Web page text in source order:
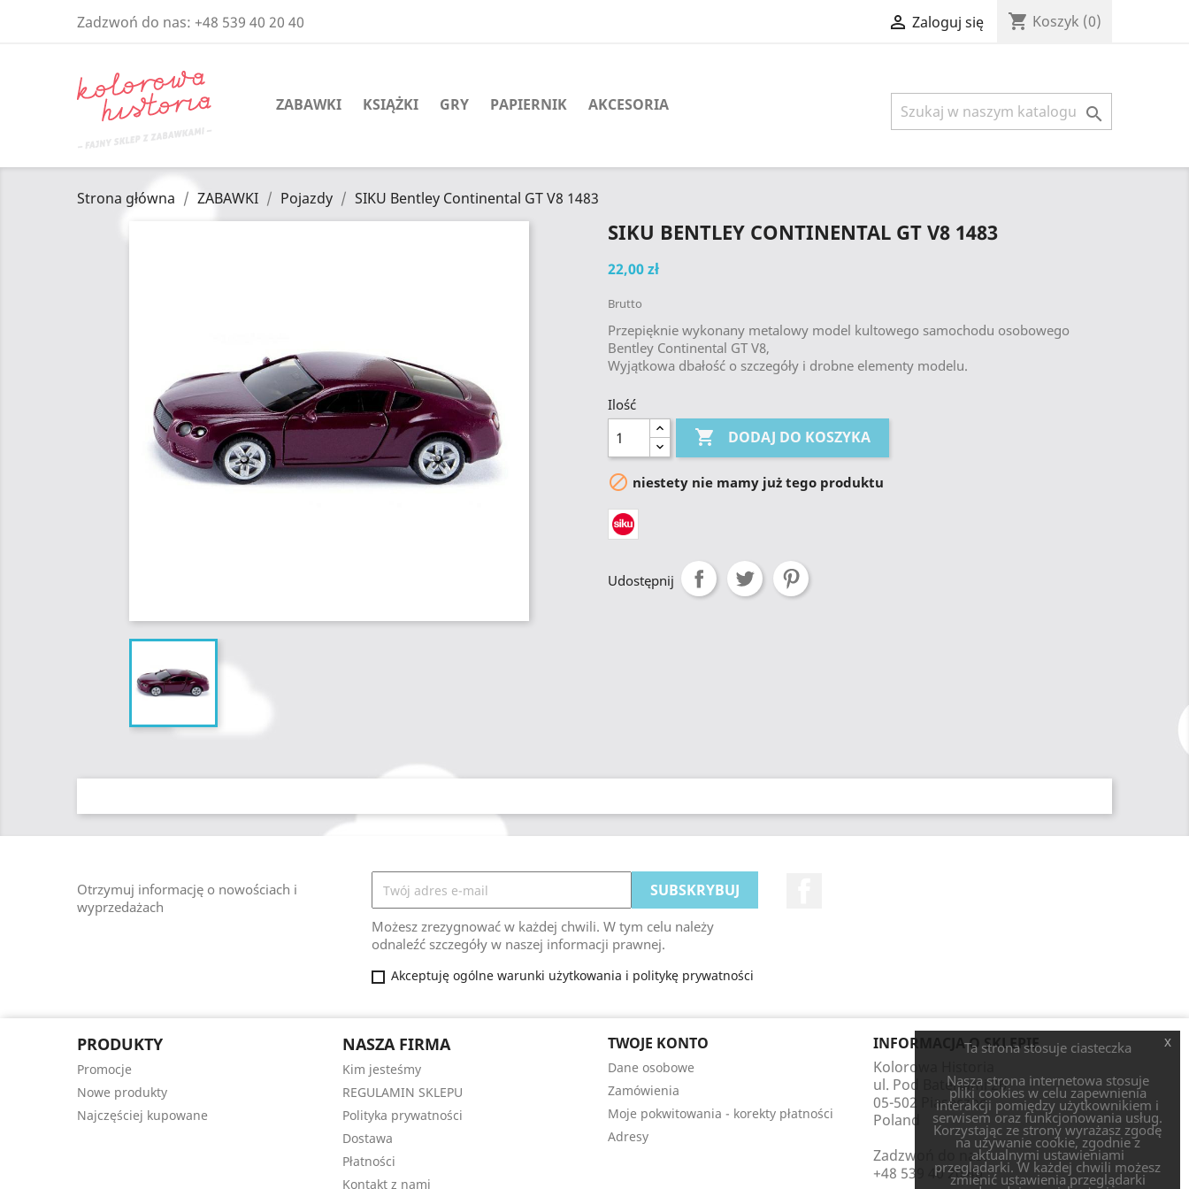
Zadzwoń do nas: +48 539 40 20 40  Zaloguj się shopping_cart Koszyk (0)
ZABAWKI KSIĄŻKI GRY PAPIERNIK AKCESORIA 
Strona główna ZABAWKI Pojazdy SIKU Bentley Continental GT V8 1483
SIKU BENTLEY CONTINENTAL GT V8 1483
22,00 zł
Brutto
Przepięknie wykonany metalowy model kultowego samochodu osobowego
Bentley Continental GT V8,
Wyjątkowa dbałość o szczegóły i drobne elementy modelu.
Ilość
 DODAJ DO KOSZYKA
 niestety nie mamy już tego produktu
Udostępnij
Otrzymuj informację o nowościach i
wyprzedażach
Możesz zrezygnować w każdej chwili. W tym celu należy
odnaleźć szczegóły w naszej informacji prawnej.
Akceptuję ogólne warunki użytkowania i politykę prywatności
PRODUKTY
Promocje
Nowe produkty
Najczęściej kupowane
NASZA FIRMA
Kim jesteśmy
REGULAMIN SKLEPU
Polityka prywatności
Dostawa
Płatności
Kontakt z nami
TWOJE KONTO
Dane osobowe
Zamówienia
Moje pokwitowania - korekty płatności
Adresy
INFORMACJA O SKLEPIE
Kolorowa Historia
ul. Pod Bateriami 26
05-502 Piaseczno
Poland
Zadzwoń do nas:
+48 539 40 20 40
Ta strona stosuje ciasteczka
Nasza strona internetowa stosuje
pliki cookies w celu zapewnienia
interakcji pomiędzy użytkownikiem i
serwisem oraz funkcjonowania usług.
Korzystając ze strony wyrażasz zgodę
na używanie cookie, zgodnie z
aktualnymi ustawieniami
przeglądarki. W każdej chwili możesz
zmienić ustawienia przeglądarki
x